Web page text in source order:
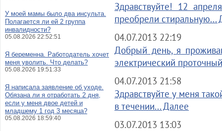
Здравствуйте! 12
преобрели стиральную...
04.07.2013 22:19
Добрый день, я
электрический
04.07.2013 21:58
Здравствуйте у меня
в течении... Далее
03.07.2013 13:03
У моей мамы было два инсульта.
Полагается ли ей 2 группа
инвалидности?
05.08.2026 22:52:51
Я беременна. Работодатель хочет
меня уволить. Что делать?
05.08.2026 19:51:33
Я написала заявление об уходе.
Обязана ли я отработать 2 дня,
если у меня двое детей и
младшему 1 год 3 месяца?
05.08.2026 18:59:40